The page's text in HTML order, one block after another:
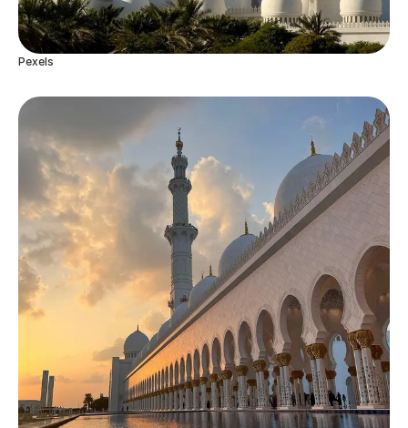
Pexels